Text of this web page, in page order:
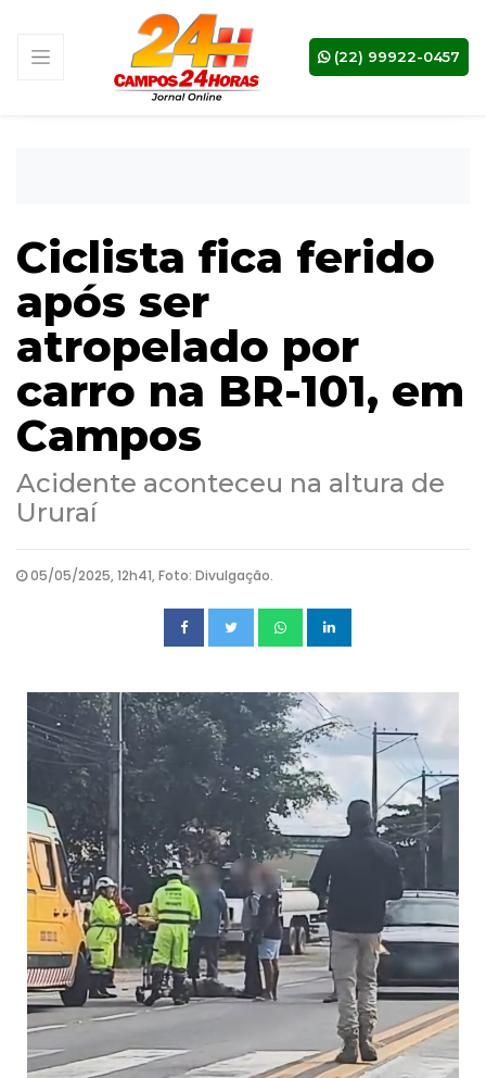
(22) 99922-0457
Ciclista fica ferido
após ser
atropelado por
carro na BR-101, em
Campos
Acidente aconteceu na altura de
Ururaí
05/05/2025, 12h41, Foto: Divulgação.